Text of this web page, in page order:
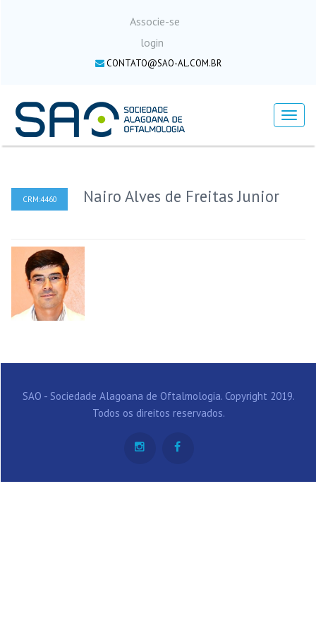
Associe-se
login
CONTATO@SAO-AL.COM.BR
Menu
CRM:4460 Nairo Alves de Freitas Junior
SAO - Sociedade Alagoana de Oftalmologia. Copyright 2019.
Todos os direitos reservados.